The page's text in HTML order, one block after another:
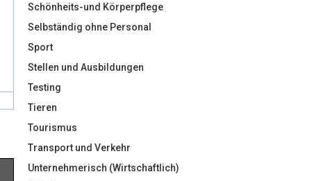
Schönheits-und Körperpflege
Selbständig ohne Personal
Sport
Stellen und Ausbildungen
Testing
Tieren
Tourismus
Transport und Verkehr
Unternehmerisch (Wirtschaftlich)